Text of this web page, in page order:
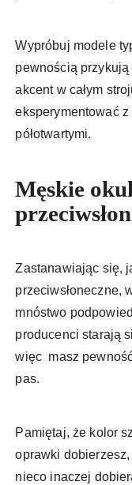
Wypróbuj modele
pewnością
akcent w całym
eksperymentować
półotwartymi.
Męskie
Zastanawiając się,
przeciwsłoneczne,
mnóstwo
producenci starają
więc masz
pas.
Pamiętaj, że kolor
oprawki dobierzesz,
nieco inaczej